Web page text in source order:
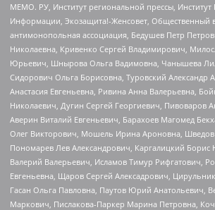
МЕМО. РУ, Институт региональной прессы, Институт
Информации, Экозащита!-Женсовет, Общественный
антимонопольная ассоциация, Бедушев Петр
Николаевна, Кривенко Сергей Владимирович,
Юрьевич, Шнырова Ольга Вадимовна, Чанышева
Сидорович Ольга Борисовна, Туровский Александр
Анастасия Евгеньевна, Ривина Анна Валерьевна,
Николаевич, Дугин Сергей Георгиевич, Пивоваров
Аверин Виталий Евгеньевич, Барахоев Магомед
Олег Викторович, Мошель Ирина Ароновна, Шведов
Пономарев Лев Александрович, Каргалицкий Борис
Валерий Валерьевич, Исламов Тимур Рифгатович,
Евгеньевна, Щаров Сергей Алексадрович,
Гасан Ольга Павловна, Паутов Юрий Анатольевич,
Маркович, Пислакова-Паркер Марина Петровна,